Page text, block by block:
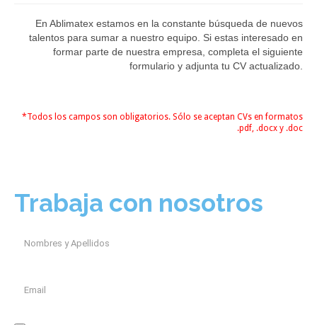
En Ablimatex estamos en la constante búsqueda de nuevos
talentos para sumar a nuestro equipo. Si estas interesado en
formar parte de nuestra empresa, completa el siguiente
formulario y adjunta tu CV actualizado.
*Todos los campos son obligatorios. Sólo se aceptan CVs en formatos
.pdf, .docx y .doc
Trabaja con nosotros